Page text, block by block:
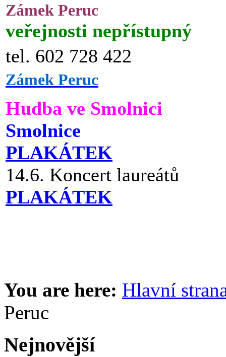
Zámek Peruc
veřejnosti nepřístupný
tel. 602 728 422
Zámek Peruc
Hudba ve Smolnici
Smolnice
PLAKÁTEK
14.6. Koncert laureátů
PLAKÁTEK
You are here: Hlavní
Peruc
Nejnovější